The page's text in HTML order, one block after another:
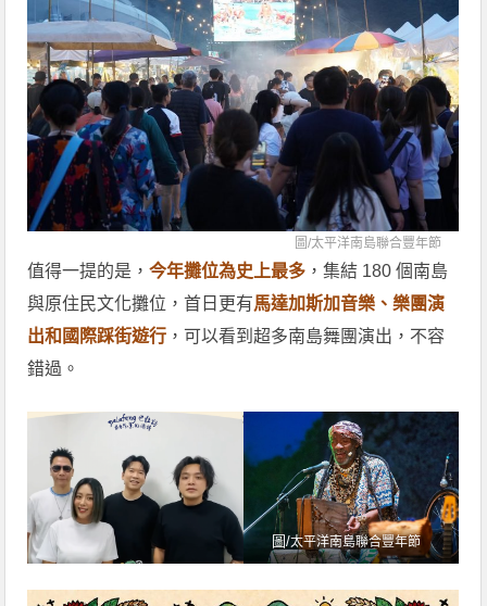
圖/太平洋南島聯合豐年節
值得一提的是，今年攤位為史上最多 ，集結 180 個南島
與原住民文化攤位，首日更有馬達加斯加音樂、樂團演
出和國際踩街遊行 ，可以看到超多南島舞團演出，不容
錯過。
圖/太平洋南島聯合豐年節